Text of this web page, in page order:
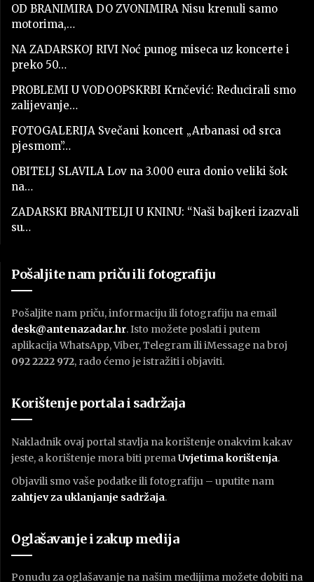
OD BRANIMIRA DO ZVONIMIRA Nisu krenuli samo
motorima,…
NA ZADARSKOJ RIVI Noć punog miseca uz koncerte i
preko 50…
PROBLEMI U VODOOPSKRBI Krnčević: Reducirali smo
zalijevanje…
FOTOGALERIJA Svečani koncert „Arbanasi od srca
pjesmom”…
OBITELJ SLAVILA Lov na 3.000 eura donio veliki šok
na…
ZADARSKI BRANITELJI U KNINU: “Naši bajkeri izazvali
su…
Pošaljite nam priču ili fotografiju
Pošaljite nam priču, informaciju ili fotografiju na email
desk@antenazadar.hr. Isto možete poslati i putem
aplikacija WhatsApp, Viber, Telegram ili iMessage na broj
092 2222 972, rado ćemo je istražiti i objaviti.
Korištenje portala i sadržaja
Nakladnik ovaj portal stavlja na korištenje onakvim kakav
jeste, a korištenje mora biti premaUvjetima korištenja.
Objavili smo vaše podatke ili fotografiju – uputite nam
zahtjev za uklanjanje sadržaja.
Oglašavanje i zakup medija
Ponudu za oglašavanje na našim medijima možete dobiti na